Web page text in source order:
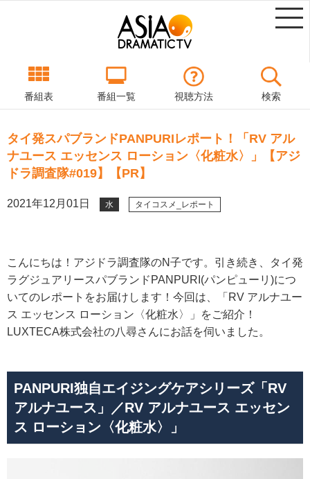
番組表 番組一覧 視聴方法 検索
タイ発スパブランドPANPURIレポート！「RV アル
ナユース エッセンス ローション〈化粧水〉」【アジ
ドラ調査隊#019】【PR】
2021年12月01日 水 タイコスメ_レポート
こんにちは！アジドラ調査隊のN子です。引き続き、タイ発
ラグジュアリースパブランドPANPURI(パンピューリ)につ
いてのレポートをお届けします！今回は、「RV アルナユー
ス エッセンス ローション〈化粧水〉」をご紹介！
LUXTECA株式会社の八尋さんにお話を伺いました。
PANPURI独自エイジングケアシリーズ「RV
アルナユース」／RV アルナユース エッセン
ス ローション〈化粧水〉」